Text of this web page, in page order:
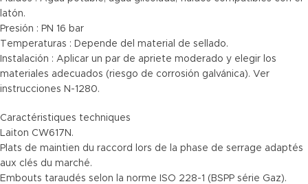
latón.
Presión : PN 16 bar
Temperaturas : Depende del material de sellado.
Instalación : Aplicar un par de apriete moderado y elegir los
materiales adecuados (riesgo de corrosión galvánica). Ver
instrucciones N-1280.
Caractéristiques techniques
Laiton CW617N.
Plats de maintien du raccord lors de la phase de serrage adaptés
aux clés du marché.
Embouts taraudés selon la norme ISO 228-1 (BSPP série Gaz).